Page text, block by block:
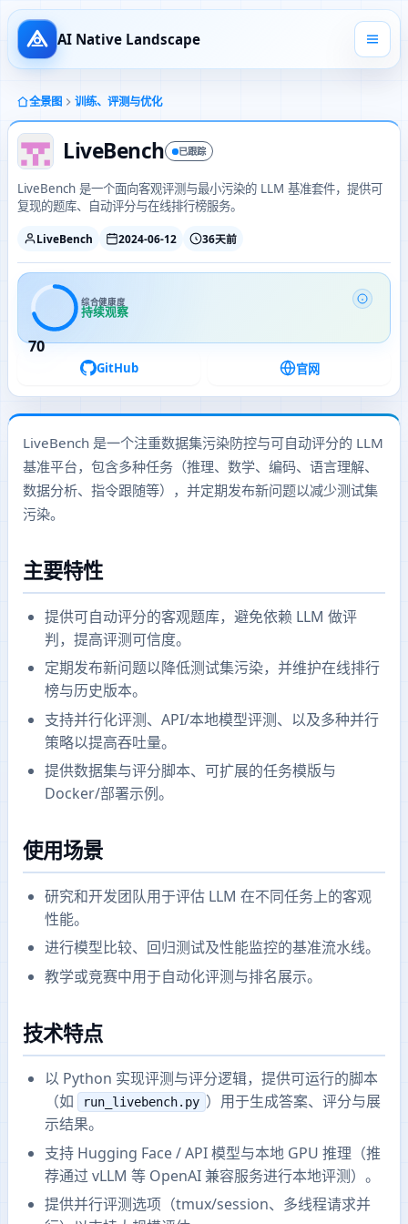
AI Native Landscape
全景图 训练、评测与优化
LiveBench 已跟踪
LiveBench 是一个面向客观评测与最小污染的 LLM 基准套件，提供可
复现的题库、自动评分与在线排行榜服务。
LiveBench 2024-06-12 36天前
70
综合健康度
持续观察
GitHub 官网
LiveBench 是一个注重数据集污染防控与可自动评分的 LLM
基准平台，包含多种任务（推理、数学、编码、语言理解、
数据分析、指令跟随等），并定期发布新问题以减少测试集
污染。
主要特性
提供可自动评分的客观题库，避免依赖 LLM 做评
判，提高评测可信度。
定期发布新问题以降低测试集污染，并维护在线排行
榜与历史版本。
支持并行化评测、API/本地模型评测、以及多种并行
策略以提高吞吐量。
提供数据集与评分脚本、可扩展的任务模版与
Docker/部署示例。
使用场景
研究和开发团队用于评估 LLM 在不同任务上的客观
性能。
进行模型比较、回归测试及性能监控的基准流水线。
教学或竞赛中用于自动化评测与排名展示。
技术特点
以 Python 实现评测与评分逻辑，提供可运行的脚本
（如
run_livebench.py ）用于生成答案、评分与展
示结果。
支持 Hugging Face / API 模型与本地 GPU 推理（推
荐通过 vLLM 等 OpenAI 兼容服务进行本地评测）。
提供并行评测选项（tmux/session、多线程请求并